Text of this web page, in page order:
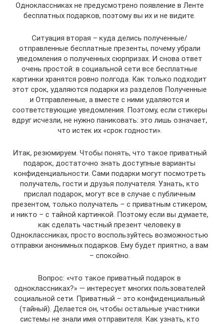
Одноклассниках не предусмотрено появление в Ленте
бесплатных подарков, поэтому вы их и не видите.
Ситуация вторая – куда делись полученные/
отправленные бесплатные презенты, почему убрали
уведомления о полученных сюрпризах. И снова ответ
очень простой: в социальной сети все бесплатные
картинки хранятся ровно полгода. Как только подходит
этот срок, удаляются подарки из разделов Полученные
и Отправленные, а вместе с ними удаляются и
соответствующие уведомления. Поэтому, если стикеры
вдруг исчезли, не нужно паниковать: это лишь означает,
что истек их «срок годности».
Итак, резюмируем. Чтобы понять, что такое приватный
подарок, достаточно знать доступные варианты
конфиденциальности. Сами подарки могут посмотреть
получатель, гости и друзья получателя. Узнать, кто
прислал подарок, могут все в случае с публичным
презентом, только получатель – с приватным стикером,
и никто – с тайной картинкой. Поэтому если вы думаете,
как сделать частный презент человеку в
Одноклассниках, просто воспользуйтесь возможностью
отправки анонимных подарков. Ему будет приятно, а вам
– спокойно.
Вопрос: «что такое приватный подарок в
одноклассниках?» — интересует многих пользователей
социальной сети. Приватный – это конфиденциальный
(тайный). Делается он, чтобы остальные участники
системы не знали имя отправителя. Как узнать, кто